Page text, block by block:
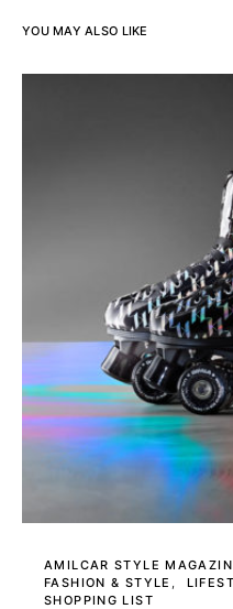
YOU MAY ALSO LIKE
AMILCAR STYLE
FASHION & STYLE
SHOPPING LIST